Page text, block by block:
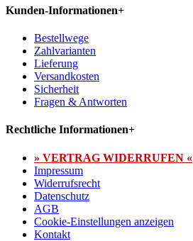
Kunden-Informationen+
Bestellwege
Zahlvarianten
Lieferung
Versandkosten
Sicherheit
Fragen & Antworten
Rechtliche Informationen+
» VERTRAG WIDERRUFEN «
Impressum
Widerrufsrecht
Datenschutz
AGB
Cookie-Einstellungen anzeigen
Kontakt